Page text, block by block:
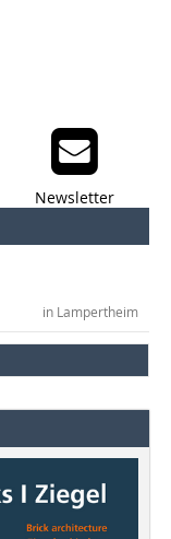
Newsletter
in Lampertheim